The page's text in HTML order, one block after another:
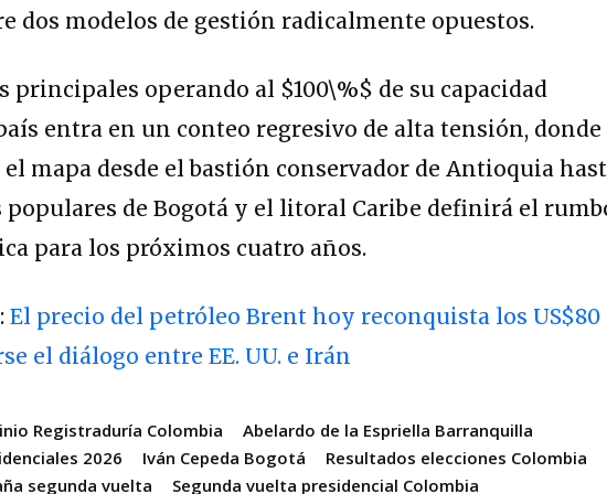
dos modelos de gestión radicalmente opuestos.
principales operando al $100\%$ de su capacidad
entra en un conteo regresivo de alta tensión, donde
el mapa desde el bastión conservador de Antioquia
populares de Bogotá y el litoral Caribe definirá el
para los próximos cuatro años.
El precio del petróleo Brent hoy reconquista los US$80
el diálogo entre EE. UU. e Irán
Registraduría Colombia
Abelardo de la Espriella Barranquilla
2026
Iván Cepeda Bogotá
Resultados elecciones Colombia
segunda vuelta
Segunda vuelta presidencial Colombia